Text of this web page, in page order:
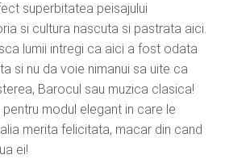
superbitatea peisajului
si cultura nascuta si pastrata aici.
lumii intregi ca aici a fost odata
si nu da voie nimanui sa uite ca
Barocul sau muzica clasica!
modul elegant in care le
merita felicitata, macar din cand
ei!